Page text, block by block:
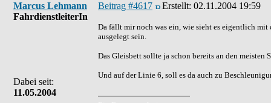
Marcus Lehmann
FahrdienstleiterIn
Dabei seit:
11.05.2004
Beitrag #4617 Erstellt: 02.11.2004 19:59
Da fällt mir noch was ein, wie sieht es eigentlich
ausgelegt sein.
Das Gleisbett sollte ja schon bereits an den
Und auf der Linie 6, soll es da auch zu